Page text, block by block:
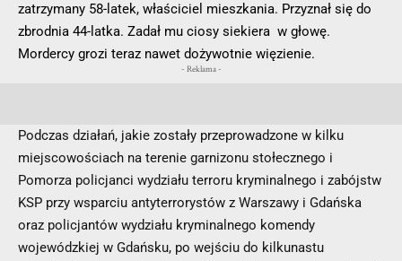
Podczas działań, jakie zostały przeprowadzone w kilku
miejscowościach na terenie garnizonu stołecznego i
Pomorza policjanci wydziału terroru kryminalnego i zabójstw
KSP przy wsparciu antyterrorystów z Warszawy i Gdańska
oraz policjantów wydziału kryminalnego komendy
wojewódzkiej w Gdańsku, po wejściu do kilkunastu
zatrzymany 58-latek, właściciel mieszkania. Przyznał się do
zbrodnia 44-latka. Zadał mu ciosy siekiera w głowę.
Mordercy grozi teraz nawet dożywotnie więzienie.
- Reklama -